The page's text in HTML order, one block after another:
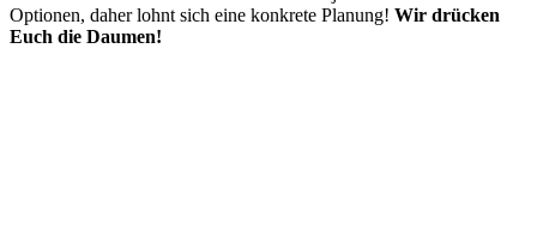
Optionen, daher lohnt sich eine konkrete Planung! Wir drücken
Euch die Daumen!